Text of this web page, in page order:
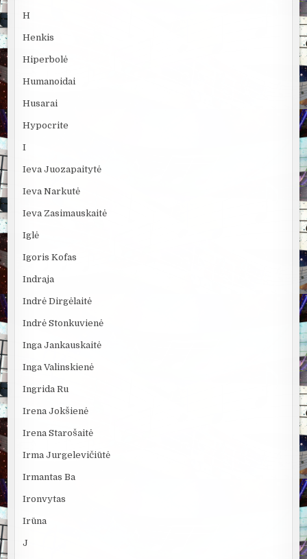
H
Henkis
Hiperbolė
Humanoidai
Husarai
Hypocrite
I
Ieva Juozapaitytė
Ieva Narkutė
Ieva Zasimauskaitė
Iglė
Igoris Kofas
Indraja
Indrė Dirgėlaitė
Indrė Stonkuvienė
Inga Jankauskaitė
Inga Valinskienė
Ingrida Ru
Irena Jokšienė
Irena Starošaitė
Irma Jurgelevičiūtė
Irmantas Ba
Ironvytas
Irūna
J